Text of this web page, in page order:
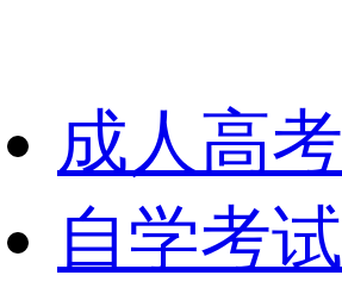
成人高考
自学考试